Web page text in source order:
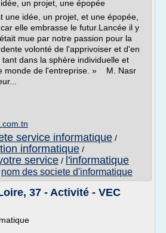
un projet, une épopée
une idée, un projet, et une épopée,
elle embrasse le futur.Lancée il y
mue par notre passion pour la
volonté de l'apprivoiser et d'en
dans la sphère individuelle et
monde de l'entreprise. » M. Nasr
service informatique /
informatique /
service / l'informatique
nom des societe d'informatique
37 - Activité - VEC